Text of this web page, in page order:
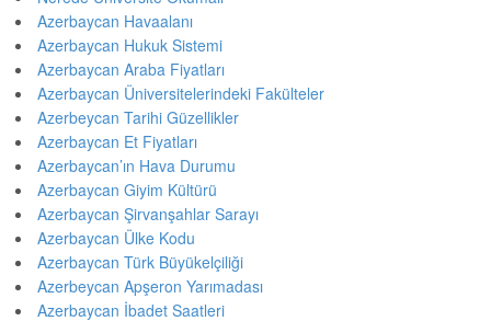
Azerbaycan Havaalanı
Azerbaycan Hukuk Sistemi
Azerbaycan Araba Fiyatları
Azerbaycan Üniversitelerindeki Fakülteler
Azerbeycan Tarihi Güzellikler
Azerbaycan Et Fiyatları
Azerbaycan’ın Hava Durumu
Azerbaycan Giyim Kültürü
Azerbaycan Şirvanşahlar Sarayı
Azerbaycan Ülke Kodu
Azerbaycan Türk Büyükelçiliği
Azerbeycan Apşeron Yarımadası
Azerbaycan İbadet Saatleri